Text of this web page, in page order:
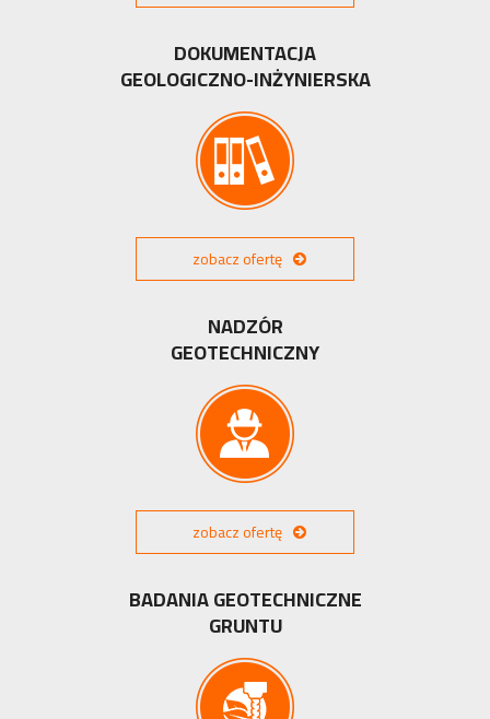
DOKUMENTACJA
GEOLOGICZNO-INŻYNIERSKA
zobacz ofertę
NADZÓR
GEOTECHNICZNY
zobacz ofertę
BADANIA GEOTECHNICZNE
GRUNTU